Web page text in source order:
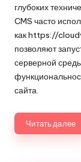
глубоких
CMS часто
какhttps://
позволяют
серверной
сайта.
Читать далее